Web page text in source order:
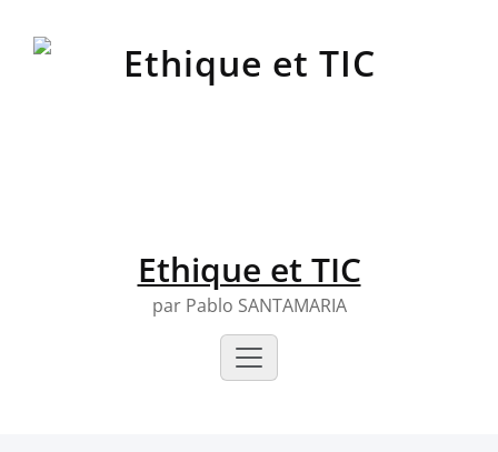
Ethique et TIC
par Pablo SANTAMARIA